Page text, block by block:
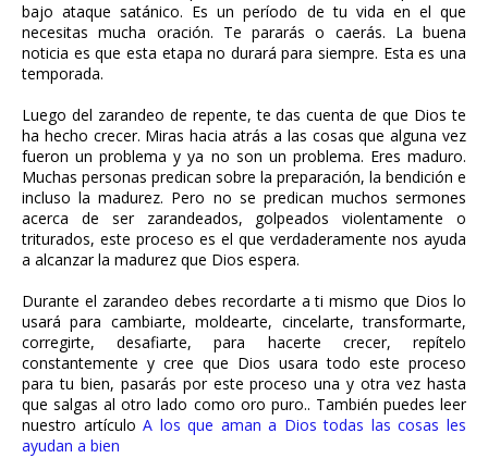
bajo ataque satánico. Es un período de tu vida en el que
necesitas mucha oración. Te pararás o caerás. La buena
noticia es que esta etapa no durará para siempre. Esta es una
temporada.
Luego del zarandeo de repente, te das cuenta de que Dios te
ha hecho crecer. Miras hacia atrás a las cosas que alguna vez
fueron un problema y ya no son un problema. Eres maduro.
Muchas personas predican sobre la preparación, la bendición e
incluso la madurez. Pero no se predican muchos sermones
acerca de ser zarandeados, golpeados violentamente o
triturados, este proceso es el que verdaderamente nos ayuda
a alcanzar la madurez que Dios espera.
Durante el zarandeo debes recordarte a ti mismo que Dios lo
usará para cambiarte, moldearte, cincelarte, transformarte,
corregirte, desafiarte, para hacerte crecer, repítelo
constantemente y cree que Dios usara todo este proceso
para tu bien, pasarás por este proceso una y otra vez hasta
que salgas al otro lado como oro puro.. También puedes leer
nuestro artículoA los que aman a Dios todas las cosas les
ayudan a bien